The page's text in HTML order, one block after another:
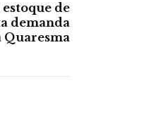
de
demanda
Quaresma